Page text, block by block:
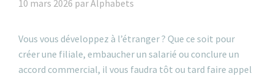
10 mars 2026 parAlphabets
Vous vous développez à l’étranger ? Que ce soit pour
créer une filiale, embaucher un salarié ou conclure un
accord commercial, il vous faudra tôt ou tard faire appel